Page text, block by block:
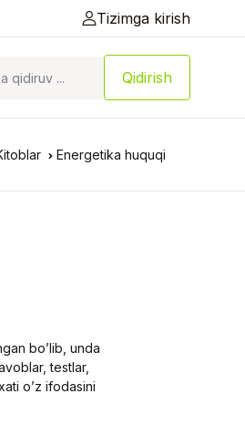
Tizimga kirish
Qidirish
Energetika huquqi
bo’lib, unda
testlar,
o’z ifodasini